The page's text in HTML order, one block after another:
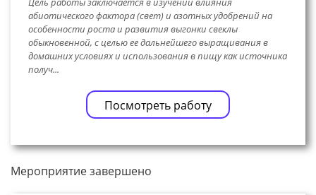
абиотического фактора (свет) и азотных удобрений на
особенности роста и развития выгонки свеклы
обыкновенной, с целью ее дальнейшего выращивания в
домашних условиях и использования в пищу как источника
получ...
Посмотреть работу
Мероприятие завершено